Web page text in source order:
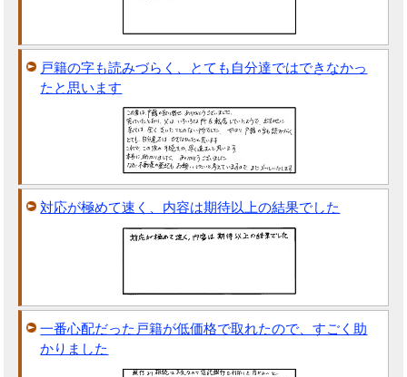
戸籍の字も読みづらく、とても自分達ではできなかっ
たと思います
対応が極めて速く、内容は期待以上の結果でした
一番心配だった戸籍が低価格で取れたので、すごく助
かりました